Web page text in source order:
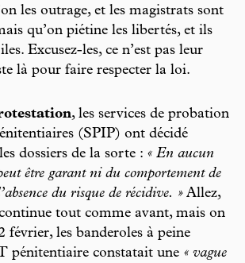
les outrage, et les magistrats sont
qu’on piétine les libertés, et ils
Excusez-les, ce n’est pas leur
là pour faire respecter la loi.
, les services de probation
(SPIP) ont décidé
dossiers de la sorte : « En aucun
être garant ni du comportement de
du risque de récidive. » Allez,
tout comme avant, mais on
février, les banderoles à peine
pénitentiaire constatait une « vague